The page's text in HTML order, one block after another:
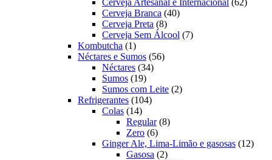
Cerveja Artesanal e Internacional 62
Cerveja Branca 4040
Cerveja Preta 88
produtos
Cerveja Sem Álcool 77
Kombutcha 11
produto
Néctares e Sumos 5656
Néctares 3434
Sumos 1919
produtos
Sumos com Leite 22
Refrigerantes 104104
Colas 1414
produtos
Regular 88
Zero 66
produtos
Ginger Ale, Lima-Limão e gasosas 1212
Gasosa 22